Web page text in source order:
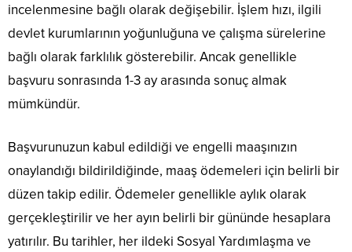
incelenmesine bağlı olarak değişebilir. İşlem hızı, ilgili
devlet kurumlarının yoğunluğuna ve çalışma sürelerine
bağlı olarak farklılık gösterebilir. Ancak genellikle
başvuru sonrasında 1-3 ay arasında sonuç almak
mümkündür.
Başvurunuzun kabul edildiği ve engelli maaşınızın
onaylandığı bildirildiğinde, maaş ödemeleri için belirli bir
düzen takip edilir. Ödemeler genellikle aylık olarak
gerçekleştirilir ve her ayın belirli bir gününde hesaplara
yatırılır. Bu tarihler, her ildeki Sosyal Yardımlaşma ve